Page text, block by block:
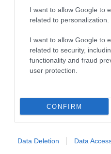
I want to allow Google to
related to personalization.
I want to allow Google to
related to security,
functionality and fraud
user protection.
CONFIRM
Data Deletion Data
Fotó: Pandur Balogh Norbi
TA: Most, hogy újra
sokat utazol. Mi jelent ez
sok-sok benzinkutat és
jelenti... Majd gyertek el
éjszakai kiadás a